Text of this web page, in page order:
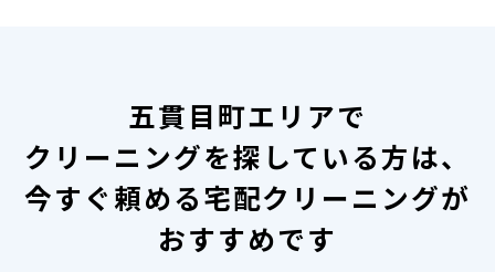
五貫目町エリアで
クリーニングを探している方は、
今すぐ頼める宅配クリーニングが
おすすめです